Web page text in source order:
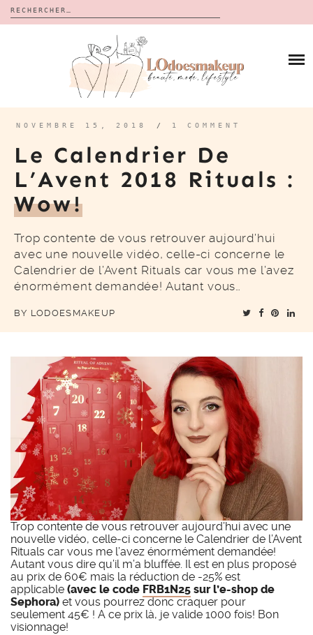
Rechercher :
CALENDRIERS DE L’AVENT
BON PLAN
À PROPOS
CONTACT
NOVEMBRE 15, 2018 / 1 COMMENT
Le Calendrier De
L’Avent 2018 Rituals :
Wow!
Trop contente de vous retrouver aujourd’hui
avec une nouvelle vidéo, celle-ci concerne le
Calendrier de l’Avent Rituals car vous me l’avez
énormément demandée! Autant vous…
BY LODOESMAKEUP
Trop contente de vous retrouver aujourd’hui avec une
nouvelle vidéo, celle-ci concerne le Calendrier de l’Avent
Rituals car vous me l’avez énormément demandée!
Autant vous dire qu’il m’a bluffée. Il est en plus proposé
au prix de 60€ mais la réduction de -25% est
applicable (avec le code FRB1N25 sur l’e-shop de
Sephora) et vous pourrez donc craquer pour
seulement 45€ ! A ce prix là, je valide 1000 fois! Bon
visionnage!